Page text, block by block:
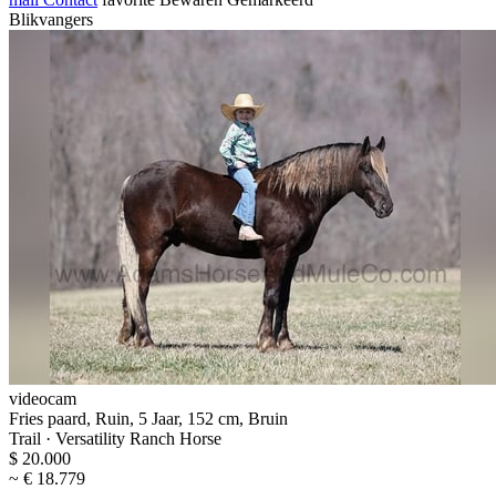
Blikvangers
videocam
Fries paard, Ruin, 5 Jaar, 152 cm, Bruin
Trail · Versatility Ranch Horse
$ 20.000
~ € 18.779